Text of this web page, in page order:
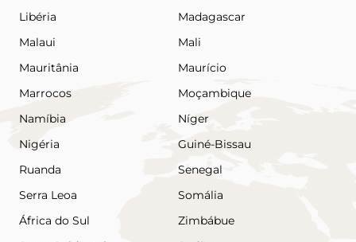
Libéria
Madagascar
Malaui
Mali
Mauritânia
Maurício
Marrocos
Moçambique
Namíbia
Níger
Nigéria
Guiné-Bissau
Ruanda
Senegal
Serra Leoa
Somália
África do Sul
Zimbábue